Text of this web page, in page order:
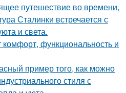
путешествие во времени,
Сталинки встречается с
и света.
комфорт, функциональность и
пример того, как можно
стиля с